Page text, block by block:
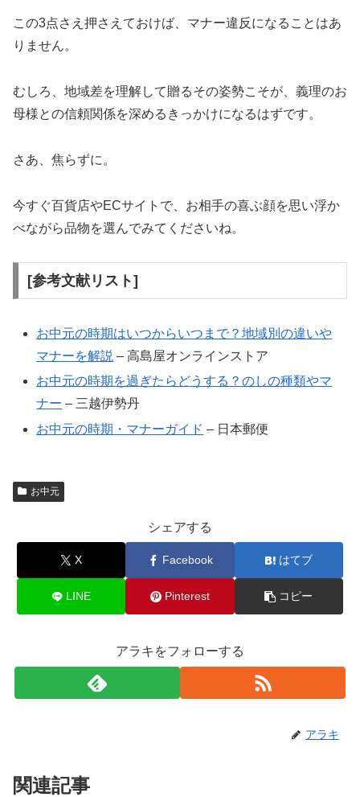
この3点さえ押さえておけば、マナー違反になることはあ
りません。
むしろ、地域差を理解して贈るその姿勢こそが、義理のお
母様との信頼関係を深めるきっかけになるはずです。
さあ、焦らずに。
今すぐ百貨店やECサイトで、お相手の喜ぶ顔を思い浮か
べながら品物を選んでみてくださいね。
[参考文献リスト]
お中元の時期はいつからいつまで？地域別の違いや
マナーを解説 – 高島屋オンラインストア
お中元の時期を過ぎたらどうする？のしの種類やマ
ナー – 三越伊勢丹
お中元の時期・マナーガイド – 日本郵便
お中元
シェアする
X Facebook はてブ
LINE Pinterest コピー
アラキをフォローする
アラキ
関連記事